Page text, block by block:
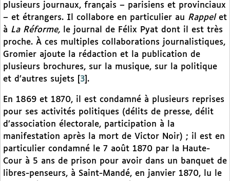
plusieurs journaux, français – parisiens et provinciaux
– et étrangers. Il collabore en particulier au Rappelet
à La Réforme,
le journal de Félix Pyat dont il est très
proche. À ces multiples collaborations journalistiques,
Gromier ajoute la rédaction et la publication de
plusieurs brochures, sur la musique, sur la politique
et d’autres sujets
3 .
En 1869 et 1870, il est condamné à plusieurs reprises
pour ses activités politiques (délits de presse, délit
d’association électorale, participation à la
manifestation après la mort de Victor Noir) ; il est en
particulier condamné le 7 août 1870 par la Haute-
Cour à 5 ans de prison pour avoir dans un banquet de
libres-penseurs, à Saint-Mandé, en janvier 1870, lu le